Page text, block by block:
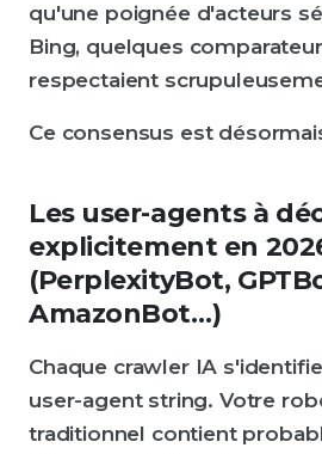
qu'une poignée d'acteurs
Bing, quelques
respectaient
Ce consensus est
Les user-agents à
explicitement en
(PerplexityBot,
AmazonBot…)
Chaque crawler IA
user-agent string. Votre
traditionnel contient